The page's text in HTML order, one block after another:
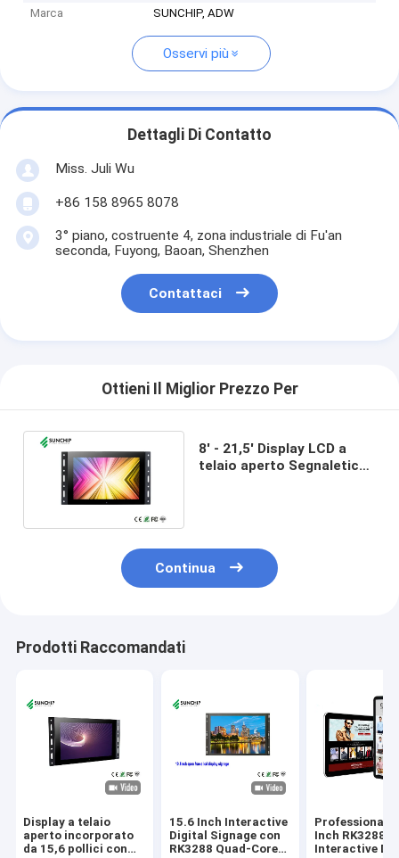
Marca
SUNCHIP, ADW
Osservi più
Dettagli Di Contatto
Miss. Juli Wu
+86 158 8965 8078
3° piano, costruente 4, zona industriale di Fu'an
seconda, Fuyong, Baoan, Shenzhen
Contattaci
Ottieni Il Miglior Prezzo Per
8' - 21,5' Display LCD a
telaio aperto Segnaletica
Continua
Prodotti Raccomandati
Display a telaio
aperto incorporato
da 15,6 pollici con
15.6 Inch Interactive
Digital Signage con
RK3288 Quad-Core
Professional
Inch RK3288
Interactive